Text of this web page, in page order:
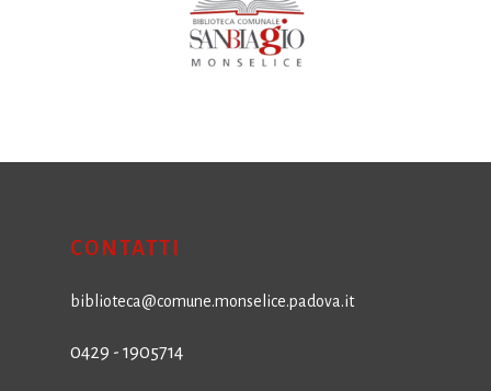
CONTATTI
biblioteca@comune.monselice.padova.it
0429 - 1905714